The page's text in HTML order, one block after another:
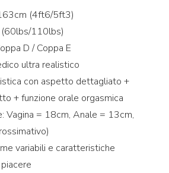
(4ft6/5ft3)
110lbs)
D / Coppa E
ultra realistico
con aspetto dettagliato +
+ funzione orale orgasmica
Vagina = 18cm, Anale = 13cm,
variabili e caratteristiche